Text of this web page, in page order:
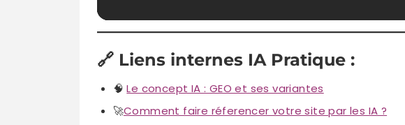
🔗 Liens internes IA Pratique :
🧠Le concept IA : GEO et ses variantes
🚀Comment faire réferencer votre site par les IA ?